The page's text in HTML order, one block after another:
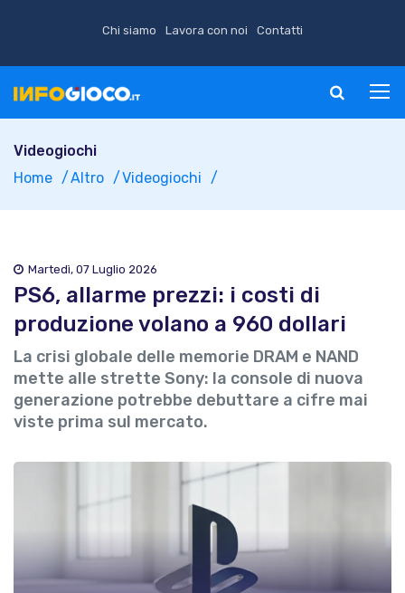
Chi siamo Lavora con noi Contatti
Videogiochi
Home
Altro Videogiochi
Martedì, 07 Luglio 2026
PS6, allarme prezzi: i costi di
produzione volano a 960 dollari
La crisi globale delle memorie DRAM e NAND
mette alle strette Sony: la console di nuova
generazione potrebbe debuttare a cifre mai
viste prima sul mercato.